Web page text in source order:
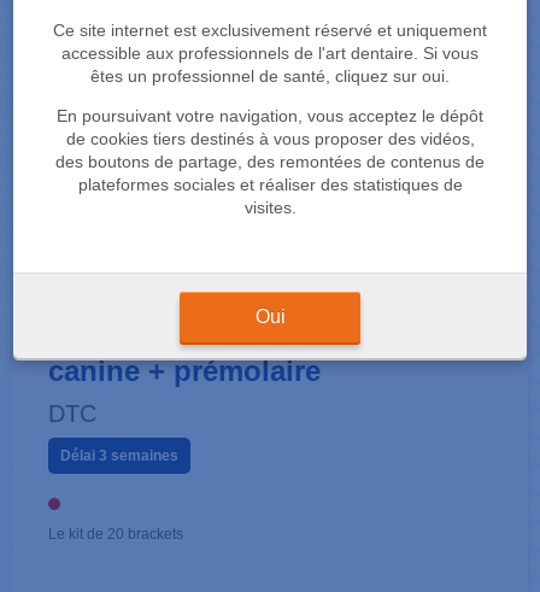
Ce site internet est exclusivement réservé et uniquement
accessible aux professionnels de l'art dentaire. Si vous
êtes un professionnel de santé, cliquez sur oui.
En poursuivant votre navigation, vous acceptez le dépôt
de cookies tiers destinés à vous proposer des vidéos,
des boutons de partage, des remontées de contenus de
plateformes sociales et réaliser des statistiques de
visites.
Oui
SAPPHIRE - MBT .022 crochet
canine + prémolaire
DTC
Délai 3 semaines
Le kit de 20 brackets